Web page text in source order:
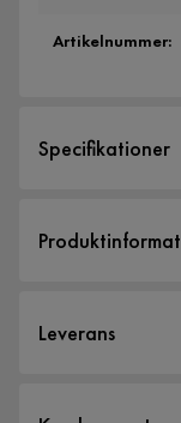
Artikelnummer:
Specifikationer
Storlek
Leverans
Leveranssätt